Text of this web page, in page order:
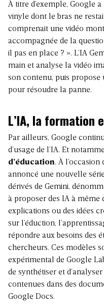
À titre d’exemple, Google
vinyle dont le bras ne
comprenait une vidéo
accompagnée de la
il pas en place ? ». L’IA
main et analyse la vidéo
son contenu, puis propose
pour résoudre la panne.
L’IA, la formation
Par ailleurs, Google
d’usage de l’IA. Et
d’éducation. À l’occasion
annoncé une nouvelle
dérivés de Gemini,
à proposer des IA à même
explications ou des idées
sur l’éduction,
répondre aux besoins des
chercheurs. Ces modèles
expérimental de Google
de synthétiser et
contenues dans des
Google Docs.